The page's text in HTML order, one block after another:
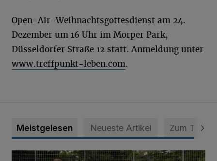
Open-Air-Weihnachtsgottesdienst am 24.
Dezember um 16 Uhr im Morper Park,
Düsseldorfer Straße 12 statt. Anmeldung unter
www.treffpunkt-leben.com.
Meistgelesen Neueste Artikel Zum Thema
Bolzplatz-Tour: Viele Tore am Kalkumer Feld